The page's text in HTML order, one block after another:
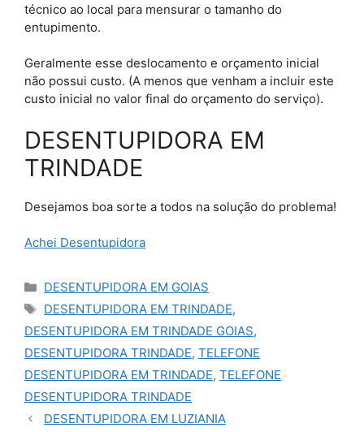
técnico ao local para mensurar o tamanho do
entupimento.
Geralmente esse deslocamento e orçamento inicial
não possui custo. (A menos que venham a incluir este
custo inicial no valor final do orçamento do serviço).
DESENTUPIDORA EM
TRINDADE
Desejamos boa sorte a todos na solução do problema!
Achei Desentupidora
Categorias
DESENTUPIDORA EM GOIAS
Tags
DESENTUPIDORA EM TRINDADE,
DESENTUPIDORA EM TRINDADE GOIAS,
DESENTUPIDORA TRINDADE, TELEFONE
DESENTUPIDORA EM TRINDADE, TELEFONE
DESENTUPIDORA TRINDADE
DESENTUPIDORA EM LUZIANIA